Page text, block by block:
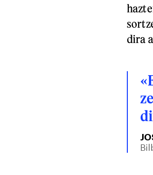
dira